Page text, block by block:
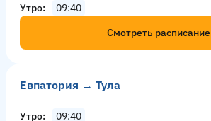
Утро
09:40
Смотреть расписание
Евпатория → Тула
Утро
09:40